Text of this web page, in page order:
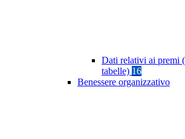
Dati relativi ai premi
tabelle) 16
Benessere organizzativo